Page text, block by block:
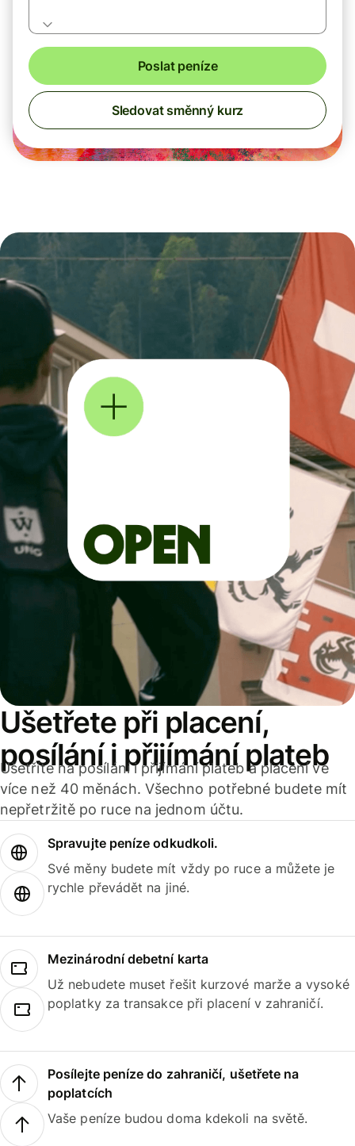
Poslat peníze
Sledovat směnný kurz
Ušetřete při placení,
posílání i přijímání plateb
Ušetříte na posílání i přijímání plateb a placení ve
více než 40 měnách. Všechno potřebné budete mít
nepřetržitě po ruce na jednom účtu.
Spravujte peníze odkudkoli.
Své měny budete mít vždy po ruce a můžete je
rychle převádět na jiné.
Mezinárodní debetní karta
Už nebudete muset řešit kurzové marže a vysoké
poplatky za transakce při placení v zahraničí.
Posílejte peníze do zahraničí, ušetřete na
poplatcích
Vaše peníze budou doma kdekoli na světě.